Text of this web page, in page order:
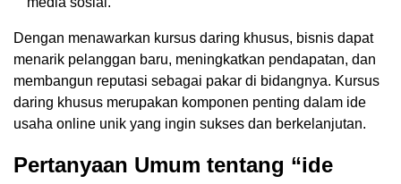
Dengan menawarkan kursus daring khusus, bisnis dapat
menarik pelanggan baru, meningkatkan pendapatan, dan
membangun reputasi sebagai pakar di bidangnya. Kursus
daring khusus merupakan komponen penting dalam ide
usaha online unik yang ingin sukses dan berkelanjutan.
Pertanyaan Umum tentang “ide